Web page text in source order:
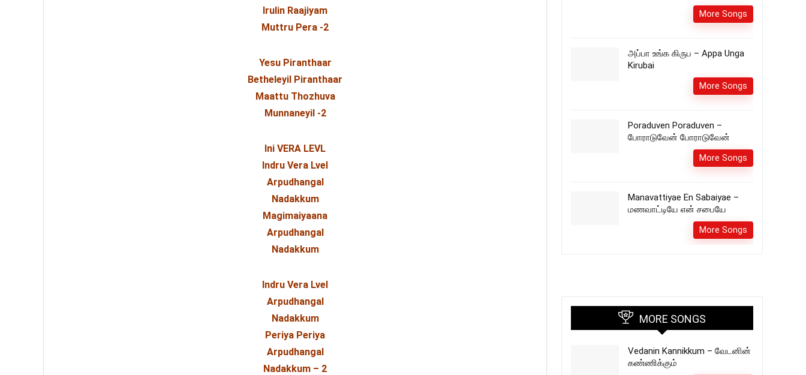
Irulin Raajiyam
Muttru Pera -2
Yesu Piranthaar
Betheleyil Piranthaar
Maattu Thozhuva
Munnaneyil -2
Ini VERA LEVL
Indru Vera Lvel
Arpudhangal
Nadakkum
Magimaiyaana
Arpudhangal
Nadakkum
Indru Vera Lvel
Arpudhangal
Nadakkum
Periya Periya
Arpudhangal
Nadakkum – 2
More Songs
அப்பா உங்க கிருப – Appa Unga
Kirubai
More Songs
Poraduven Poraduven –
போராடுவேன் போராடுவேன்
More Songs
Manavattiyae En Sabaiyae –
மணவாட்டியே என் சபையே
More Songs
MORE SONGS
Vedanin Kannikkum – வேடனின்
கண்ணிக்கும்